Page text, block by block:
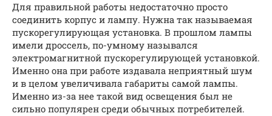
Для правильной работы недостаточно просто
соединить корпус и лампу. Нужна так называемая
пускорегулирующая установка. В прошлом лампы
имели дроссель, по-умному назывался
электромагнитной пускорегулирующей установкой.
Именно она при работе издавала неприятный шум
и в целом увеличивала габариты самой лампы.
Именно из-за нее такой вид освещения был не
сильно популярен среди обычных потребителей.